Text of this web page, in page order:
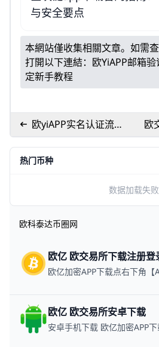
与安全要点
本網站僅收集相關文章。如需
打開以下連結： 欧yiAPP邮箱
定新手教程
欧yiAPP实名认证流程
全解析
欧
机
热门币种
数据加载失败
欧科泰达币圈网
欧亿 欧交易所下载注册登
欧亿 欧交易所安卓下载